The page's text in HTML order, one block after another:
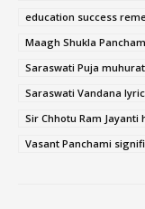
education success
Maagh Shukla
Saraswati Puja
Saraswati Vandana
Sir Chhotu Ram Jayanti
Vasant Panchami